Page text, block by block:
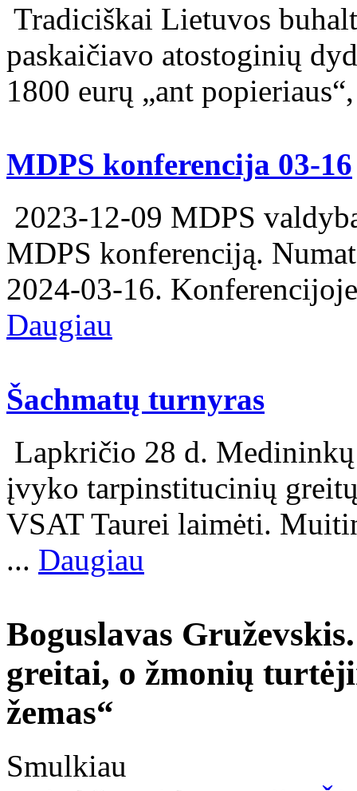
Tradiciškai Lietuvos
paskaičiavo atostoginių
1800 eurų „ant
MDPS konferencija 03-16
2023-12-09 MDPS
MDPS konferenciją.
2024-03-16.
Daugiau
Šachmatų turnyras
Lapkričio 28 d.
įvyko tarpinstitucinių
VSAT Taurei laimėti.
... Daugiau
Boguslavas
greitai, o žmonių
žemas“
Smulkiau